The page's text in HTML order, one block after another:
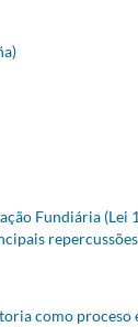
Fundiária (Lei
como proceso